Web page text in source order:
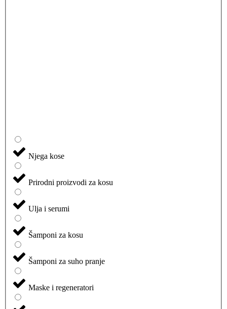
Njega kose
Prirodni proizvodi za kosu
Ulja i serumi
Šamponi za kosu
Šamponi za suho pranje
Maske i regeneratori